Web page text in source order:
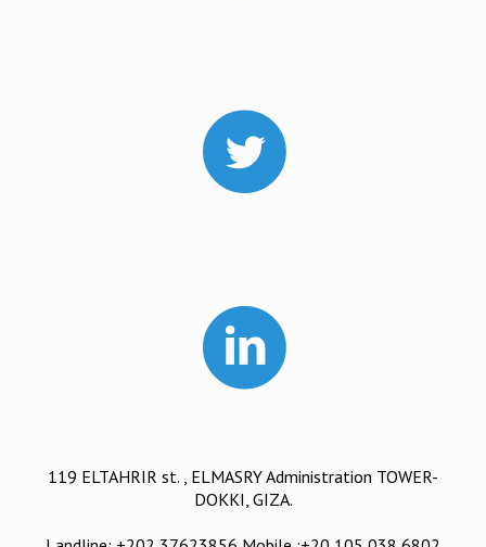
119 ELTAHRIR st. , ELMASRY Administration TOWER-
DOKKI, GIZA.